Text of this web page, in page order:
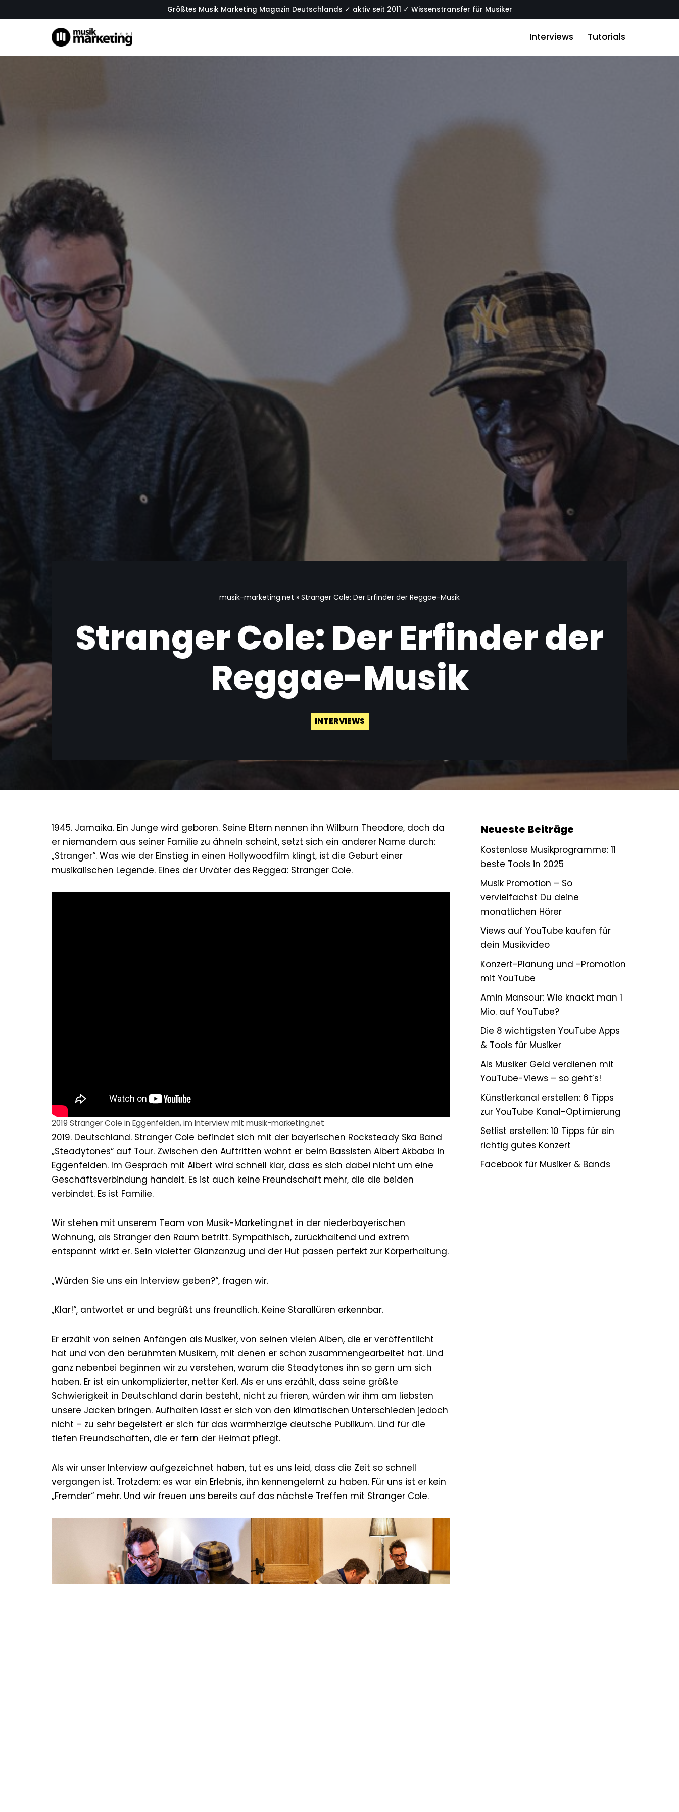
springen
Größtes Musik Marketing Magazin Deutschlands ✓ aktiv seit 2011 ✓ Wissenstransfer für Musiker
Interviews Tutorials
musik-marketing.net » Stranger Cole: Der Erfinder der Reggae-Musik
Stranger Cole: Der Erfinder der
Reggae-Musik
INTERVIEWS
1945. Jamaika. Ein Junge wird geboren. Seine Eltern nennen ihn Wilburn Theodore, doch da
er niemandem aus seiner Familie zu ähneln scheint, setzt sich ein anderer Name durch:
„Stranger“. Was wie der Einstieg in einen Hollywoodfilm klingt, ist die Geburt einer
musikalischen Legende. Eines der Urväter des Reggea: Stranger Cole.
2019 Stranger Cole in Eggenfelden, im Interview mit musik-marketing.net
2019. Deutschland. Stranger Cole befindet sich mit der bayerischen Rocksteady Ska Band
„Steadytones“ auf Tour. Zwischen den Auftritten wohnt er beim Bassisten Albert Akbaba in
Eggenfelden. Im Gespräch mit Albert wird schnell klar, dass es sich dabei nicht um eine
Geschäftsverbindung handelt. Es ist auch keine Freundschaft mehr, die die beiden
verbindet. Es ist Familie.
Wir stehen mit unserem Team von Musik-Marketing.net in der niederbayerischen
Wohnung, als Stranger den Raum betritt. Sympathisch, zurückhaltend und extrem
entspannt wirkt er. Sein violetter Glanzanzug und der Hut passen perfekt zur Körperhaltung.
„Würden Sie uns ein Interview geben?“, fragen wir.
„Klar!“, antwortet er und begrüßt uns freundlich. Keine Starallüren erkennbar.
Er erzählt von seinen Anfängen als Musiker, von seinen vielen Alben, die er veröffentlicht
hat und von den berühmten Musikern, mit denen er schon zusammengearbeitet hat. Und
ganz nebenbei beginnen wir zu verstehen, warum die Steadytones ihn so gern um sich
haben. Er ist ein unkomplizierter, netter Kerl. Als er uns erzählt, dass seine größte
Schwierigkeit in Deutschland darin besteht, nicht zu frieren, würden wir ihm am liebsten
unsere Jacken bringen. Aufhalten lässt er sich von den klimatischen Unterschieden jedoch
nicht – zu sehr begeistert er sich für das warmherzige deutsche Publikum. Und für die
tiefen Freundschaften, die er fern der Heimat pflegt.
Als wir unser Interview aufgezeichnet haben, tut es uns leid, dass die Zeit so schnell
vergangen ist. Trotzdem: es war ein Erlebnis, ihn kennengelernt zu haben. Für uns ist er kein
„Fremder“ mehr. Und wir freuen uns bereits auf das nächste Treffen mit Stranger Cole.
Neueste Beiträge
Kostenlose Musikprogramme: 11
beste Tools in 2025
Musik Promotion – So
vervielfachst Du deine
monatlichen Hörer
Views auf YouTube kaufen für
dein Musikvideo
Konzert-Planung und -Promotion
mit YouTube
Amin Mansour: Wie knackt man 1
Mio. auf YouTube?
Die 8 wichtigsten YouTube Apps
& Tools für Musiker
Als Musiker Geld verdienen mit
YouTube-Views – so geht’s!
Künstlerkanal erstellen: 6 Tipps
zur YouTube Kanal-Optimierung
Setlist erstellen: 10 Tipps für ein
richtig gutes Konzert
Facebook für Musiker & Bands